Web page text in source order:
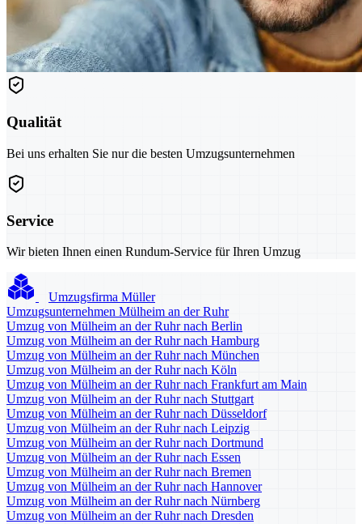
Qualität
Bei uns erhalten Sie nur die besten Umzugsunternehmen
Service
Wir bieten Ihnen einen Rundum-Service für Ihren Umzug
Umzugsfirma Müller
Umzugsunternehmen Mülheim an der Ruhr
Umzug von Mülheim an der Ruhr nach Berlin
Umzug von Mülheim an der Ruhr nach Hamburg
Umzug von Mülheim an der Ruhr nach München
Umzug von Mülheim an der Ruhr nach Köln
Umzug von Mülheim an der Ruhr nach Frankfurt am Main
Umzug von Mülheim an der Ruhr nach Stuttgart
Umzug von Mülheim an der Ruhr nach Düsseldorf
Umzug von Mülheim an der Ruhr nach Leipzig
Umzug von Mülheim an der Ruhr nach Dortmund
Umzug von Mülheim an der Ruhr nach Essen
Umzug von Mülheim an der Ruhr nach Bremen
Umzug von Mülheim an der Ruhr nach Hannover
Umzug von Mülheim an der Ruhr nach Nürnberg
Umzug von Mülheim an der Ruhr nach Dresden